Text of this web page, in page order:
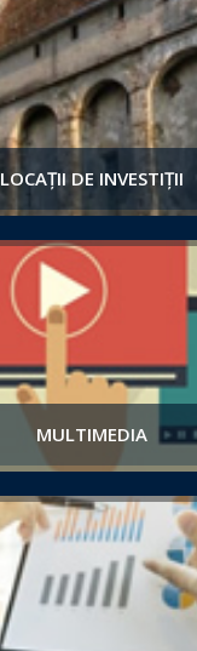
LOCAȚII DE INVESTIȚII
MULTIMEDIA